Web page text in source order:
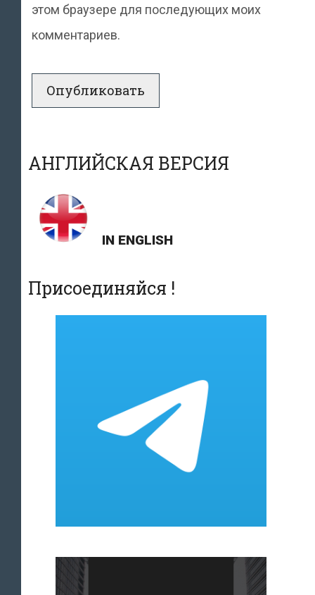
этом браузере для последующих моих
комментариев.
АНГЛИЙСКАЯ ВЕРСИЯ
IN ENGLISH
Присоединяйся !